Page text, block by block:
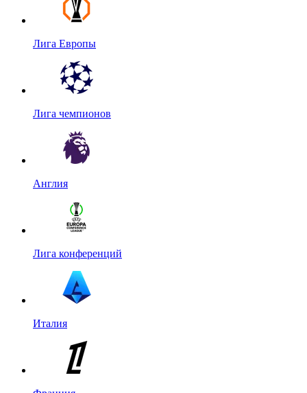
Лига Европы
Лига чемпионов
Англия
Лига конференций
Италия